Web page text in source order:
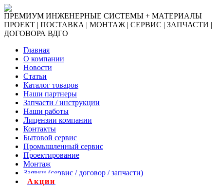
ПРЕМИУМ ИНЖЕНЕРНЫЕ СИСТЕМЫ + МАТЕРИАЛЫ
ПРОЕКТ | ПОСТАВКА | МОНТАЖ | СЕРВИС | ЗАПЧАСТИ |
ДОГОВОРА ВДГО
Главная
О компании
Новости
Статьи
Каталог товаров
Наши партнеры
Запчасти / инструкции
Наши работы
Лицензии компании
Контакты
Бытовой сервис
Промышленный сервис
Проектирование
Монтаж
Заявки (сервис / договор / запчасти)
Акции